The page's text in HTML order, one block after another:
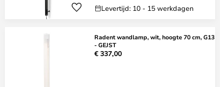
Levertijd: 10 - 15 werkdagen
Radent wandlamp, wit, hoogte 70 cm, G13
- GEJST
€ 337,00